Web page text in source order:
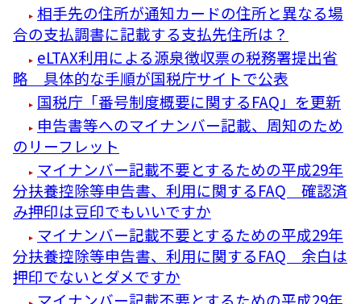
相手先の住所が通知カードの住所と異なる場
合の支払調書に記載する支払先住所は？
eLTAX利用による源泉徴収票の税務署提出省
略 具体的な手順が国税庁サイトで公表
国税庁「番号制度概要に関するFAQ」を更新
申告書等へのマイナンバー記載、周知のため
のリーフレット
マイナンバー記載不要とするための平成29年
分扶養控除等申告書、利用に関するFAQ 確認済
み押印は豆印でもいいですか
マイナンバー記載不要とするための平成29年
分扶養控除等申告書、利用に関するFAQ 余白は
押印でないとダメですか
マイナンバー記載不要とするための平成29年